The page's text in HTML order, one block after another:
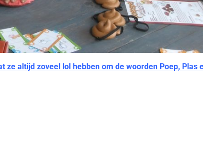
ze altijd zoveel lol hebben om de woorden Poep, Plas